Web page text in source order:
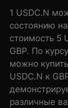
1 USDC.N
состоянию
стоимость 5
GBP. По
можно
USDC.N к
различные